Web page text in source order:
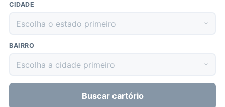
CIDADE
BAIRRO
Buscar cartório